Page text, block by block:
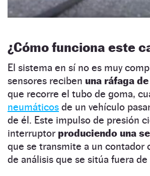
¿Cómo funciona este
El sistema en sí no es muy
sensores reciben una ráfaga
que recorre el tubo de goma,
neumáticos de un vehículo
de él. Este impulso de presión
interruptor produciendo una
que se transmite a un contador
de análisis que se sitúa fuera de